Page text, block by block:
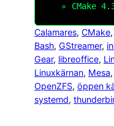
CMake
Calamares, CMake,
Bash, GStreamer,
Gear, libreoffice,
Linuxkärnan, Mesa,
OpenZFS, öppen
systemd,